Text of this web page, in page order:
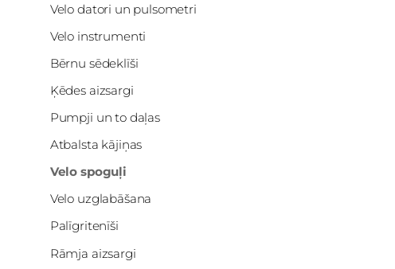
Velo datori un pulsometri
Velo instrumenti
Bērnu sēdeklīši
Ķēdes aizsargi
Pumpji un to daļas
Atbalsta kājiņas
Velo spoguļi
Velo uzglabāšana
Palīgritenīši
Rāmja aizsargi